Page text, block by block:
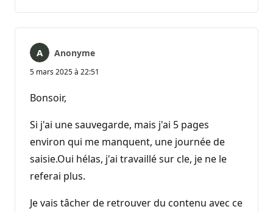
Anonyme
5 mars 2025 à 22:51
Bonsoir,
Si j'ai une sauvegarde, mais j'ai 5 pages
environ qui me manquent, une journée de
saisie.Oui hélas, j'ai travaillé sur cle, je ne le
referai plus.
Je vais tâcher de retrouver du contenu avec ce